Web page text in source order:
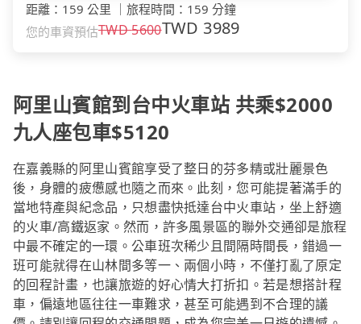
距離 ： 159 公里 旅程時間 ： 159 分鐘
您的車資預估TWD5600TWD 3989
阿里山賓館到台中火車站 共乘$2000
九人座包車$5120
在嘉義縣的阿里山賓館享受了整日的芬多精或壯麗景色
後，身體的疲憊感也隨之而來。此刻，您可能提著滿手的
當地特產與紀念品，只想盡快抵達台中火車站，坐上舒適
的火車/高鐵返家。然而，許多風景區的聯外交通卻是旅程
中最不確定的一環。公車班次稀少且間隔時間長，錯過一
班可能就得在山林間多等一、兩個小時，不僅打亂了原定
的回程計畫，也讓旅遊的好心情大打折扣。若是想搭計程
車，偏遠地區往往一車難求，甚至可能遇到不合理的議